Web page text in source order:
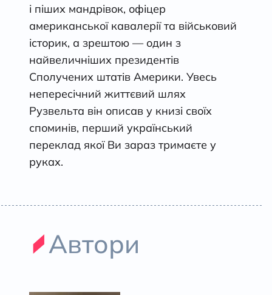
і піших мандрівок, офіцер
американської кавалерії та військовий
історик, а зрештою — один з
найвеличніших президентів
Сполучених штатів Америки. Увесь
непересічний життєвий шлях
Рузвельта він описав у книзі своїх
споминів, перший український
переклад якої Ви зараз тримаєте у
руках.
Автори